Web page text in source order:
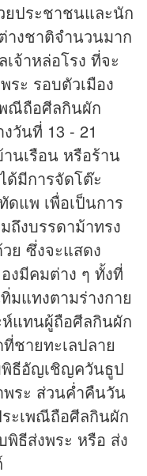
ยประชาชนและนัก
างชาติจำนวนมาก
จ้าหล่อโรง ที่จะ
ระ รอบตัวเมือง
ณีถือศีลกินผัก
วันที่ 13 - 21
นเรือน หรือร้าน
ด้มีการจัดโต๊ะ
ดแพ เพื่อเป็นการ
ถึงบรรดาม้าทรง
ย ซึ่งจะแสดง
งมีคมต่าง ๆ ทั้งที่
แทงตามร่างกาย
ห์แทนผู้ถือศีลกินผัก
ชายทะเลปลาย
ธีอัญเชิญควันธูป
พระ ส่วนค่ำคืนวัน
ะเพณีถือศีลกินผัก
พิธีส่งพระ หรือ ส่ง